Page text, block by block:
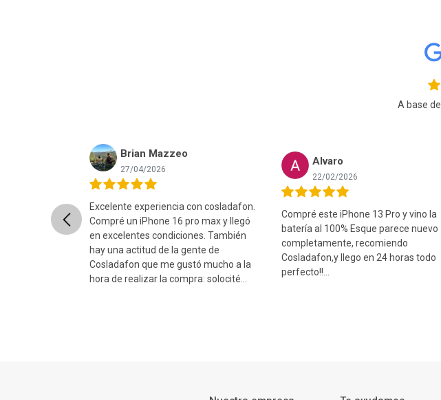
A base de
Previous
rápido, el
Brian Mazzeo
27/04/2026
Excelente experiencia con cosladafon.
Compré un iPhone 16 pro max y llegó
en excelentes condiciones. También
hay una actitud de la gente de
Cosladafon que me gustó mucho a la
hora de realizar la compra: solocité
Alvaro
22/02/2026
Compré este iPhone 13 Pro y vino la
batería al 100% Esque parece nuevo
completamente, recomiendo
Cosladafon,y llego en 24 horas todo
perfecto!!...